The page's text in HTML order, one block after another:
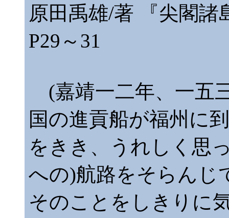
原田禹雄/著 『尖閣諸
P29～31
(嘉靖一二年、一五
国の進貢船が福州に
をきき、うれしく思
への)航路をそらんじ
そのことをしきりに